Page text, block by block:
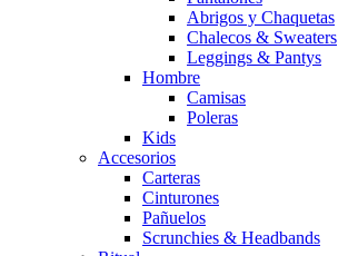
Abrigos y Chaquetas
Chalecos & Sweaters
Leggings & Pantys
Hombre
Camisas
Poleras
Kids
Accesorios
Carteras
Cinturones
Pañuelos
Scrunchies & Headbands